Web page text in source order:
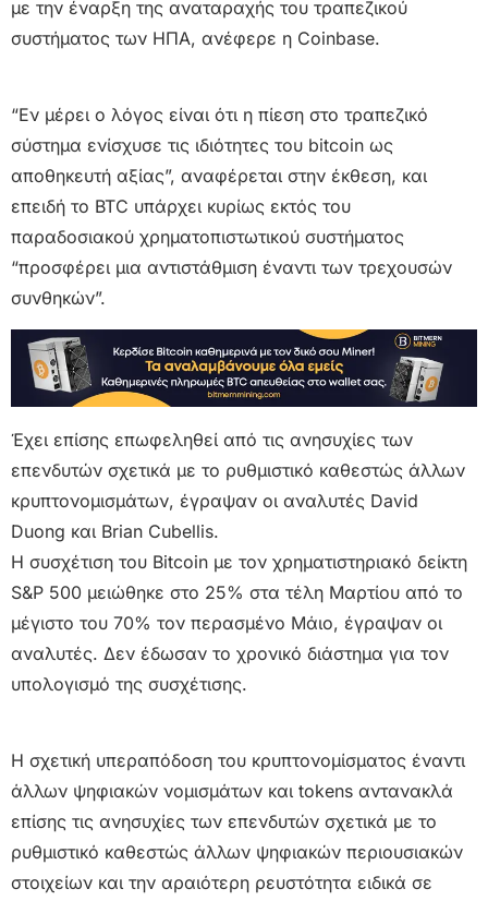
με την έναρξη της αναταραχής του τραπεζικού
συστήματος των ΗΠΑ, ανέφερε η Coinbase.
“Εν μέρει ο λόγος είναι ότι η πίεση στο τραπεζικό
σύστημα ενίσχυσε τις ιδιότητες του bitcoin ως
αποθηκευτή αξίας”, αναφέρεται στην έκθεση, και
επειδή το BTC υπάρχει κυρίως εκτός του
παραδοσιακού χρηματοπιστωτικού συστήματος
“προσφέρει μια αντιστάθμιση έναντι των τρεχουσών
συνθηκών”.
Έχει επίσης επωφεληθεί από τις ανησυχίες των
επενδυτών σχετικά με το ρυθμιστικό καθεστώς άλλων
κρυπτονομισμάτων, έγραψαν οι αναλυτές David
Duong και Brian Cubellis.
Η συσχέτιση του Bitcoin με τον χρηματιστηριακό δείκτη
S&P 500 μειώθηκε στο 25% στα τέλη Μαρτίου από το
μέγιστο του 70% τον περασμένο Μάιο, έγραψαν οι
αναλυτές. Δεν έδωσαν το χρονικό διάστημα για τον
υπολογισμό της συσχέτισης.
Η σχετική υπεραπόδοση του κρυπτονομίσματος έναντι
άλλων ψηφιακών νομισμάτων και tokens αντανακλά
επίσης τις ανησυχίες των επενδυτών σχετικά με το
ρυθμιστικό καθεστώς άλλων ψηφιακών περιουσιακών
στοιχείων και την αραιότερη ρευστότητα ειδικά σε